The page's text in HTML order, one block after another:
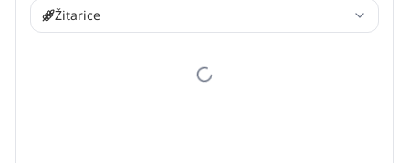
Žitarice